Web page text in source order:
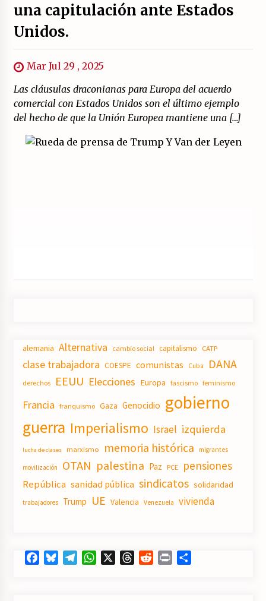
una capitulación ante Estados
Unidos.
Mar Jul 29 , 2025
Las cláusulas draconianas para Europa del acuerdo
comercial con Estados Unidos son el último ejemplo
del hecho de que la Unión Europea mantiene una […]
alemania Alternativa cambio social capitalismo CATP
clase trabajadora COESPE comunistas Cuba DANA
derechos EEUU Elecciones Europa fascismo feminismo
Francia franquismo Gaza Genocidio gobierno
guerra Imperialismo Israel izquierda
lucha de clases marxismo memoria histórica migrantes
movilización OTAN palestina Paz PCE pensiones
República sanidad pública sindicatos solidaridad
trabajadores Trump UE Valencia Venezuela vivienda
FacebookBlueskyTelegramWhatsApp ThreadsRedditPrint